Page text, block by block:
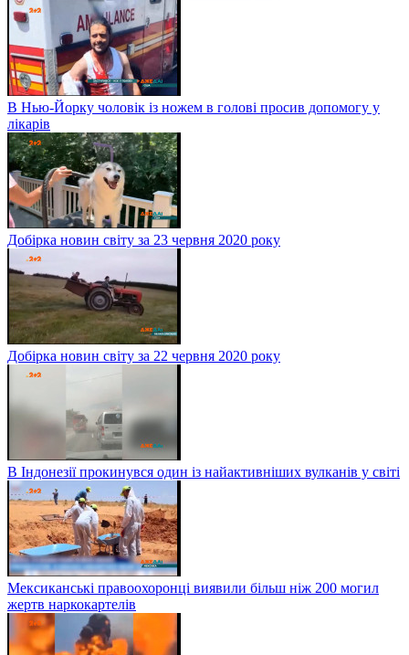
В Нью-Йорку чоловік із ножем в голові просив допомогу у
лікарів
Добірка новин світу за 23 червня 2020 року
Добірка новин світу за 22 червня 2020 року
В Індонезії прокинувся один із найактивніших вулканів у світі
Мексиканські правоохоронці виявили більш ніж 200 могил
жертв наркокартелів